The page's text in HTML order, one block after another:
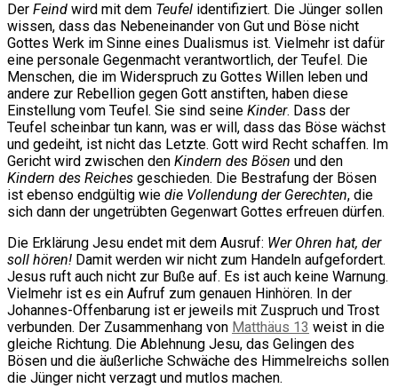
Der Feind wird mit dem Teufel identifiziert. Die Jünger sollen
wissen, dass das Nebeneinander von Gut und Böse nicht
Gottes Werk im Sinne eines Dualismus ist. Vielmehr ist dafür
eine personale Gegenmacht verantwortlich, der Teufel. Die
Menschen, die im Widerspruch zu Gottes Willen leben und
andere zur Rebellion gegen Gott anstiften, haben diese
Einstellung vom Teufel. Sie sind seine Kinder. Dass der
Teufel scheinbar tun kann, was er will, dass das Böse wächst
und gedeiht, ist nicht das Letzte. Gott wird Recht schaffen. Im
Gericht wird zwischen den Kindern des Bösen und den
Kindern des Reiches geschieden. Die Bestrafung der Bösen
ist ebenso endgültig wie die Vollendung der Gerechten, die
sich dann der ungetrübten Gegenwart Gottes erfreuen dürfen.
Die Erklärung Jesu endet mit dem Ausruf: Wer Ohren hat, der
soll hören! Damit werden wir nicht zum Handeln aufgefordert.
Jesus ruft auch nicht zur Buße auf. Es ist auch keine Warnung.
Vielmehr ist es ein Aufruf zum genauen Hinhören. In der
Johannes-Offenbarung ist er jeweils mit Zuspruch und Trost
verbunden. Der Zusammenhang von Matthäus 13 weist in die
gleiche Richtung. Die Ablehnung Jesu, das Gelingen des
Bösen und die äußerliche Schwäche des Himmelreichs sollen
die Jünger nicht verzagt und mutlos machen.